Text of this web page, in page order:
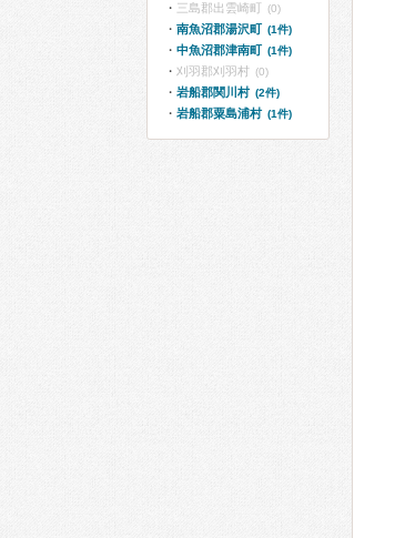
三島郡出雲崎町 (0)
南魚沼郡湯沢町 (1件)
中魚沼郡津南町 (1件)
刈羽郡刈羽村 (0)
岩船郡関川村 (2件)
岩船郡粟島浦村 (1件)